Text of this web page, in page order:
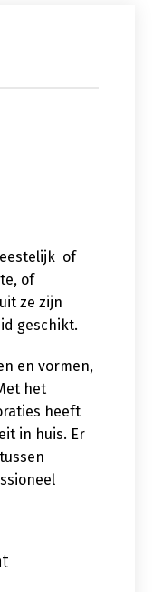
of
of
ze zijn
geschikt.
en vormen,
het
heeft
in huis. Er